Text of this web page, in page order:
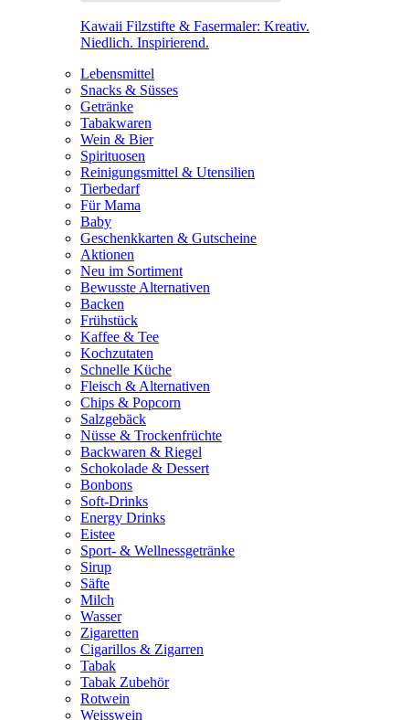
Kawaii Filzstifte & Fasermaler: Kreativ.
Niedlich. Inspirierend.
Lebensmittel
Snacks & Süsses
Getränke
Tabakwaren
Wein & Bier
Spirituosen
Reinigungsmittel & Utensilien
Tierbedarf
Für Mama
Baby
Geschenkkarten & Gutscheine
Aktionen
Neu im Sortiment
Bewusste Alternativen
Backen
Frühstück
Kaffee & Tee
Kochzutaten
Schnelle Küche
Fleisch & Alternativen
Chips & Popcorn
Salzgebäck
Nüsse & Trockenfrüchte
Backwaren & Riegel
Schokolade & Dessert
Bonbons
Soft-Drinks
Energy Drinks
Eistee
Sport- & Wellnessgetränke
Sirup
Säfte
Milch
Wasser
Zigaretten
Cigarillos & Zigarren
Tabak
Tabak Zubehör
Rotwein
Weisswein